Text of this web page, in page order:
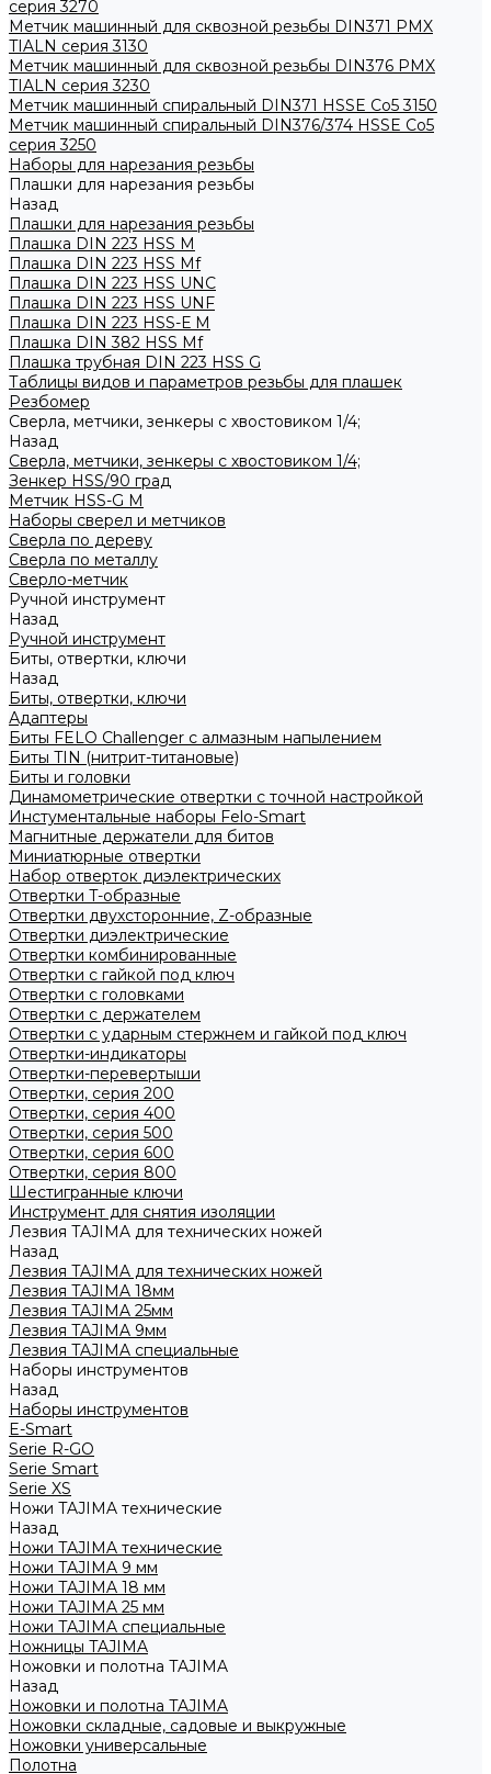
серия 3270
Метчик машинный для сквозной резьбы DIN371 PMX
TIALN серия 3130
Метчик машинный для сквозной резьбы DIN376 PMX
TIALN серия 3230
Метчик машинный спиральный DIN371 HSSE Co5 3150
Метчик машинный спиральный DIN376/374 HSSE Co5
серия 3250
Наборы для нарезания резьбы
Плашки для нарезания резьбы
Назад
Плашки для нарезания резьбы
Плашка DIN 223 HSS M
Плашка DIN 223 HSS Mf
Плашка DIN 223 HSS UNC
Плашка DIN 223 HSS UNF
Плашка DIN 223 HSS-Е M
Плашка DIN 382 HSS Mf
Плашка трубная DIN 223 HSS G
Таблицы видов и параметров резьбы для плашек
Резбомер
Сверла, метчики, зенкеры с хвостовиком 1/4;
Назад
Сверла, метчики, зенкеры с хвостовиком 1/4;
Зенкер HSS/90 град
Метчик HSS-G М
Наборы сверел и метчиков
Сверла по дереву
Сверла по металлу
Сверло-метчик
Ручной инструмент
Назад
Ручной инструмент
Биты, отвертки, ключи
Назад
Биты, отвертки, ключи
Адаптеры
Биты FELO Challenger с алмазным напылением
Биты TIN (нитрит-титановые)
Биты и головки
Динамометрические отвертки с точной настройкой
Инстументальные наборы Felo-Smart
Магнитные держатели для битов
Миниатюрные отвертки
Набор отверток диэлектрических
Отвертки T-образные
Отвертки двухсторонние, Z-образные
Отвертки диэлектрические
Отвертки комбинированные
Отвертки с гайкой под ключ
Отвертки с головками
Отвертки с держателем
Отвертки с ударным стержнем и гайкой под ключ
Отвертки-индикаторы
Отвертки-перевертыши
Отвертки, серия 200
Отвертки, серия 400
Отвертки, серия 500
Отвертки, серия 600
Отвертки, серия 800
Шестигранные ключи
Инструмент для снятия изоляции
Лезвия TAJIMA для технических ножей
Назад
Лезвия TAJIMA для технических ножей
Лезвия TAJIMA 18мм
Лезвия TAJIMA 25мм
Лезвия TAJIMA 9мм
Лезвия TAJIMA специальные
Наборы инструментов
Назад
Наборы инструментов
E-Smart
Serie R-GO
Serie Smart
Serie XS
Ножи TAJIMA технические
Назад
Ножи TAJIMA технические
Ножи TAJIMA 9 мм
Ножи TAJIMA 18 мм
Ножи TAJIMA 25 мм
Ножи TAJIMA специальные
Ножницы TAJIMA
Ножовки и полотна TAJIMA
Назад
Ножовки и полотна TAJIMA
Ножовки складные, садовые и выкружные
Ножовки универсальные
Полотна